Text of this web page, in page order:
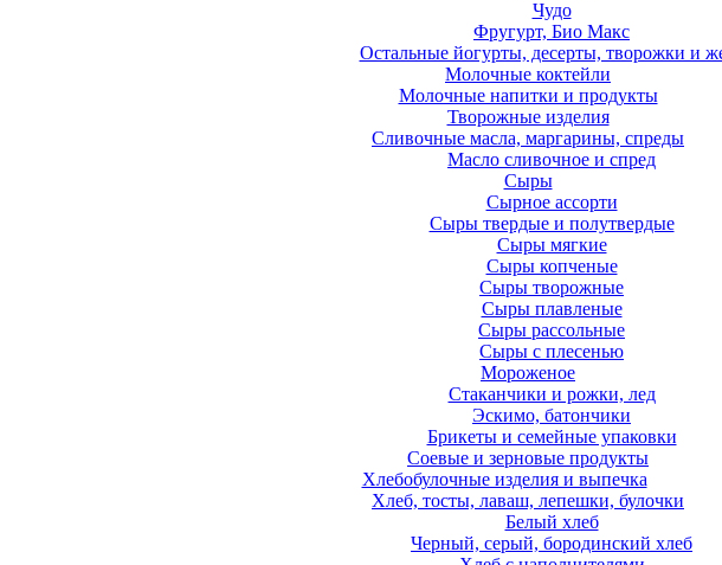
Чудо
Фругурт, Био Макс
Остальные йогурты, десерты, творожки и
Молочные коктейли
Молочные напитки и продукты
Творожные изделия
Сливочные масла, маргарины, спреды
Масло сливочное и спред
Сыры
Сырное ассорти
Сыры твердые и полутвердые
Сыры мягкие
Сыры копченые
Сыры творожные
Сыры плавленые
Сыры рассольные
Сыры с плесенью
Мороженое
Стаканчики и рожки, лед
Эскимо, батончики
Брикеты и семейные упаковки
Соевые и зерновые продукты
Хлебобулочные изделия и выпечка
Хлеб, тосты, лаваш, лепешки, булочки
Белый хлеб
Черный, серый, бородинский хлеб